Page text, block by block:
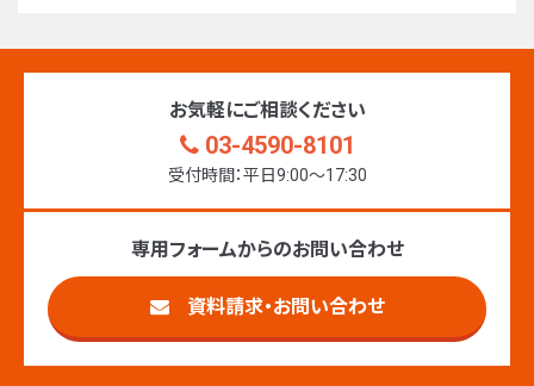
お気軽にご相談ください
03-4590-8101
受付時間：平日9:00〜17:30
専用フォームからのお問い合わせ
資料請求・お問い合わせ